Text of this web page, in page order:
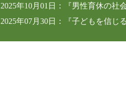
2025年10月01日：『男性育休の社
2025年07月30日：『子どもを信じ